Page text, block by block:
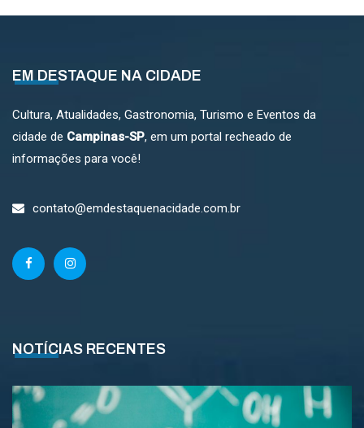
EM DESTAQUE NA CIDADE
Cultura, Atualidades, Gastronomia, Turismo e Eventos da
cidade de Campinas-SP, em um portal recheado de
informações para você!
contato@emdestaquenacidade.com.br
NOTÍCIAS RECENTES